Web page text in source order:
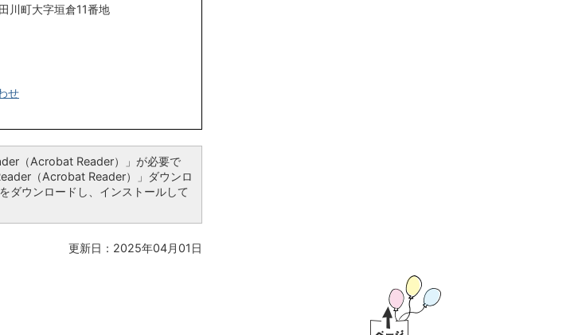
川町大字垣倉11番地
せ
（Acrobat Reader）」が必要で
（Acrobat Reader）」ダウンロ
ダウンロードし、インストールして
更新日：2025年04月01日